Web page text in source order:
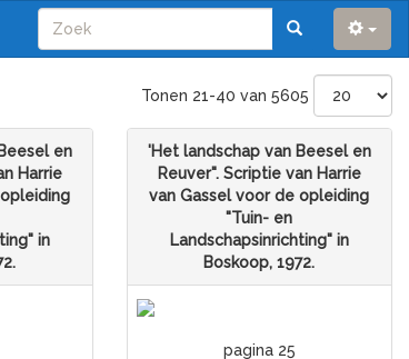
Tonen 21-40 van 5605
en
Harrie
in
'Het landschap van Beesel en
Reuver". Scriptie van Harrie
van Gassel voor de opleiding
"Tuin- en
Landschapsinrichting" in
Boskoop, 1972.
pagina 25